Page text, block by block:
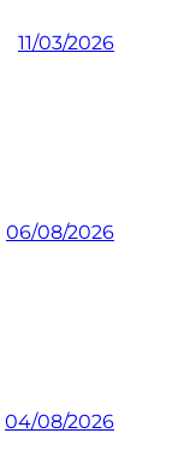
11/03/2026
06/08/2026
04/08/2026